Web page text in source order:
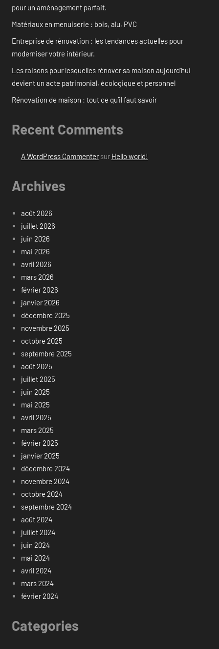
pour un aménagement parfait.
Matériaux en menuiserie : bois, alu, PVC
Entreprise de rénovation : les tendances actuelles pour
moderniser votre intérieur.
Les raisons pour lesquelles rénover sa maison aujourd’hui
devient un acte patrimonial, écologique et personnel
Rénovation de maison : tout ce qu’il faut savoir
Recent Comments
A WordPress Commentersur Hello world!
Archives
août 2026
juillet 2026
juin 2026
mai 2026
avril 2026
mars 2026
février 2026
janvier 2026
décembre 2025
novembre 2025
octobre 2025
septembre 2025
août 2025
juillet 2025
juin 2025
mai 2025
avril 2025
mars 2025
février 2025
janvier 2025
décembre 2024
novembre 2024
octobre 2024
septembre 2024
août 2024
juillet 2024
juin 2024
mai 2024
avril 2024
mars 2024
février 2024
Categories